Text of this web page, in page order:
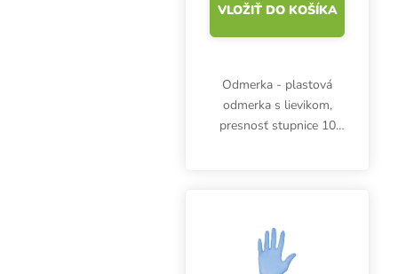
VLOŽIŤ DO KOŠÍKA
Odmerka - plastová
odmerka s lievikom,
presnosť stupnice 10